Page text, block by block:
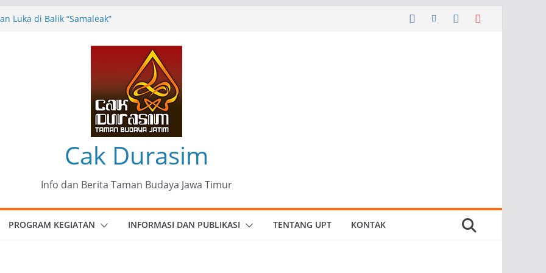
Luka di Balik “Samaleak”
Ungkapan Kritis Tentang Derita
Patria Seni Rupa Kota Blitar :
Menjadi Mantra Perlawanan
Cak Durasim
Info dan Berita Taman Budaya Jawa Timur
PROGRAM KEGIATAN INFORMASI DAN PUBLIKASI TENTANG UPT KONTAK